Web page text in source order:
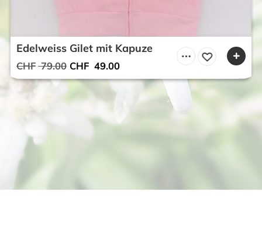
Edelweiss Gilet mit Kapuze
CHF79.00 Ursprünglicher
Preis
CHF 49.00Aktueller
Preis